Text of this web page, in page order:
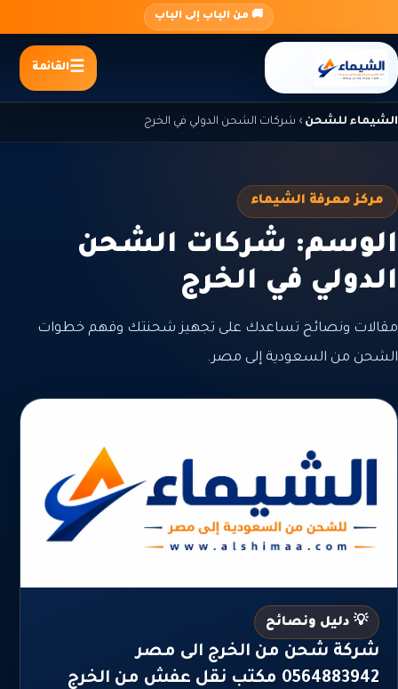
المحتوى
🚚 من الباب إلى الباب
القائمة
الشيماء للشحن › شركات الشحن الدولي في الخرج
مركز معرفة الشيماء
الوسم: شركات الشحن
الدولي في الخرج
مقالات ونصائح تساعدك على تجهيز شحنتك وفهم خطوات
الشحن من السعودية إلى مصر.
💡 دليل ونصائح
شركة شحن من الخرج الى مصر
0564883942 مكتب نقل عفش من الخرج